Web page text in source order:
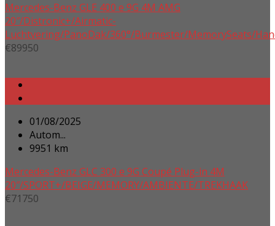
Mercedes-Benz GLE 400 e 9G 4M AMG
20″/Distronic+/Airmatic-
Luchtvering/PanoDak/360°/Burmester/MemorySeats/
€89950
01/08/2025
Autom...
9951 km
Mercedes-Benz GLC 300 e 9G Coupé Plug-in 4M
20″/SPORT+/BEIGE/MEMORY/AMBIENTE/TREKHAAK
€71750